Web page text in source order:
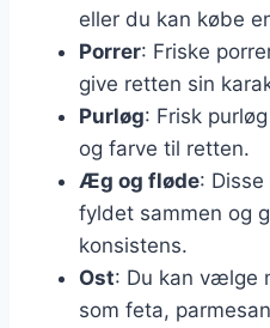
eller du kan købe
Porrer: Friske
give retten sin
Purløg: Frisk
og farve til retten.
Æg og fløde:
fyldet sammen og
konsistens.
Ost: Du kan vælge
som feta,